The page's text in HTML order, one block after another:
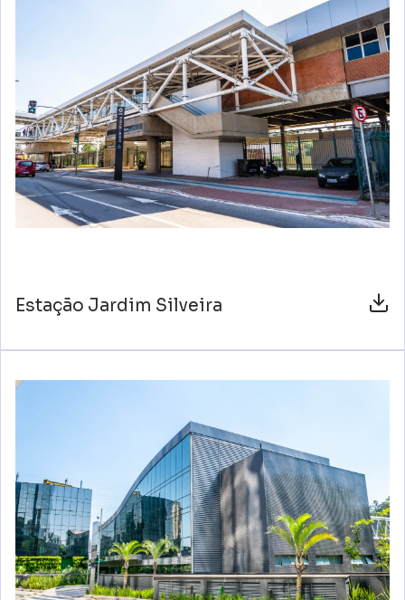
Estação Jardim Silveira